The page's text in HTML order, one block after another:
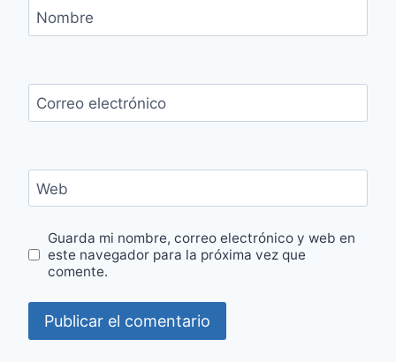
Nombre
Correo electrónico
Web
Guarda mi nombre, correo electrónico y web en
este navegador para la próxima vez que
comente.